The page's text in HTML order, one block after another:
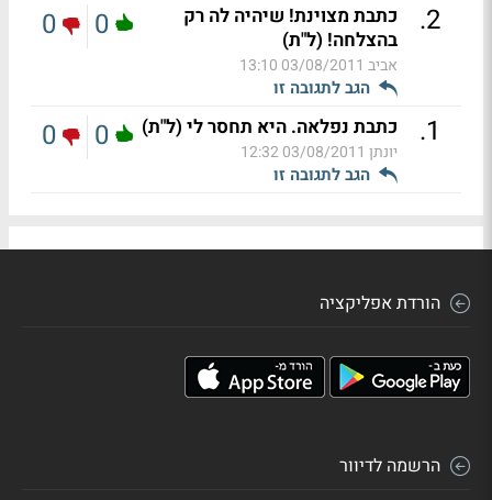
2
.
כתבת מצוינת! שיהיה לה רק
בהצלחה! (ל"ת)
אביב 03/08/2011 13:10
הגב לתגובה זו
0
0
1
. כתבת נפלאה. היא תחסר לי (ל"ת)
יונתן 03/08/2011 12:32
הגב לתגובה זו
0
0
הורדת אפליקציה
הרשמה לדיוור